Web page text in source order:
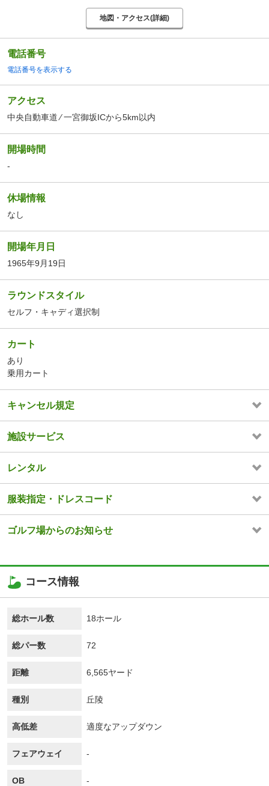
地図・アクセス(詳細)
電話番号
電話番号を表示する
アクセス
中央自動車道 ⁄ 一宮御坂ICから5km以内
開場時間
-
休場情報
なし
開場年月日
1965年9月19日
ラウンドスタイル
セルフ・キャディ選択制
カート
あり
乗用カート
キャンセル規定
施設サービス
レンタル
服装指定・ドレスコード
ゴルフ場からのお知らせ
コース情報
総ホール数 18ホール
総パー数 72
距離 6,565ヤード
種別 丘陵
高低差 適度なアップダウン
フェアウェイ -
OB -